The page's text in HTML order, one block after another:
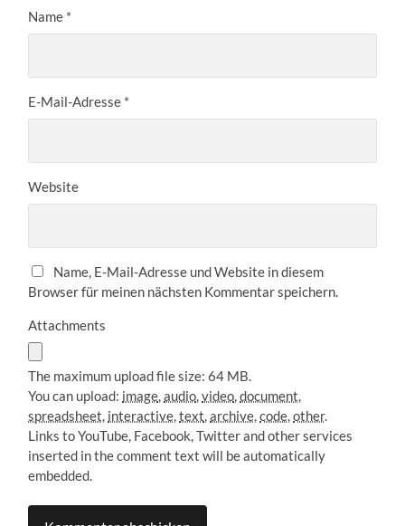
Name *
E-Mail-Adresse *
Website
Name, E-Mail-Adresse und Website in diesem
Browser für meinen nächsten Kommentar speichern.
Attachments
The maximum upload file size: 64 MB.
You can upload: image,audio,video,document,
spreadsheet, interactive,text,archive,code,other.
Links to YouTube, Facebook, Twitter and other services
inserted in the comment text will be automatically
embedded.